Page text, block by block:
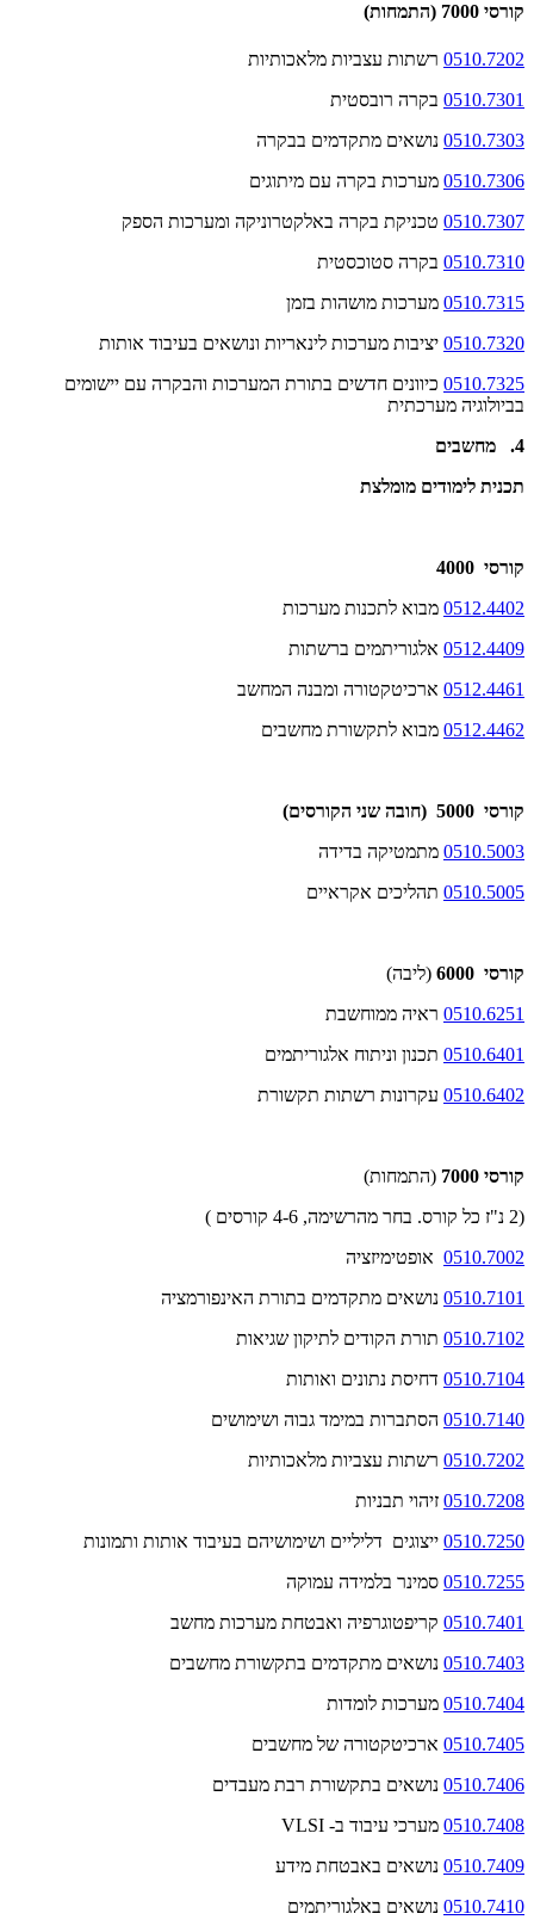
קורסי 7000 (התמחות)
0510.7202 רשתות עצביות מלאכותיות
0510.7301 בקרה רובסטית
0510.7303 נושאים מתקדמים בבקרה
0510.7306 מערכות בקרה עם מיתוגים
0510.7307 טכניקת בקרה באלקטרוניקה ומערכות הספק
0510.7310 בקרה סטוכסטית
0510.7315 מערכות מושהות בזמן
0510.7320 יציבות מערכות לינאריות ונושאים בעיבוד אותות
0510.7325 כיוונים חדשים בתורת המערכות והבקרה עם יישומים
בביולוגיה מערכתית
4. מחשבים
תכנית לימודים מומלצת
קורסי 4000
0512.4402 מבוא לתכנות מערכות
0512.4409 אלגוריתמים ברשתות
0512.4461 ארכיטקטורה ומבנה המחשב
0512.4462 מבוא לתקשורת מחשבים
קורסי 5000 (חובה שני הקורסים)
0510.5003 מתמטיקה בדידה
0510.5005 תהליכים אקראיים
קורסי 6000
(ליבה)
0510.6251 ראיה ממוחשבת
0510.6401 תכנון וניתוח אלגוריתמים
0510.6402 עקרונות רשתות תקשורת
קורסי 7000
(התמחות)
(2 נ"ז כל קורס. בחר מהרשימה, 4-6 קורסים )
0510.7002 אופטימיזציה
0510.7101 נושאים מתקדמים בתורת האינפורמציה
0510.7102 תורת הקודים לתיקון שגיאות
0510.7104 דחיסת נתונים ואותות
0510.7140 הסתברות במימד גבוה ושימושים
0510.7202 רשתות עצביות מלאכותיות
0510.7208 זיהוי תבניות
0510.7250 ייצוגים דליליים ושימושיהם בעיבוד אותות ותמונות
0510.7255 סמינר בלמידה עמוקה
0510.7401 קריפטוגרפיה ואבטחת מערכות מחשב
0510.7403 נושאים מתקדמים בתקשורת מחשבים
0510.7404 מערכות לומדות
0510.7405 ארכיטקטורה של מחשבים
0510.7406 נושאים בתקשורת רבת מעבדים
0510.7408 מערכי עיבוד ב- VLSI
0510.7409 נושאים באבטחת מידע
0510.7410 נושאים באלגוריתמים